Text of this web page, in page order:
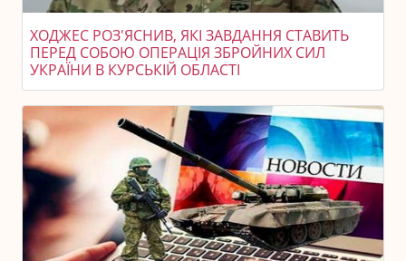
ХОДЖЕС РОЗ'ЯСНИВ, ЯКІ ЗАВДАННЯ СТАВИТЬ
ПЕРЕД СОБОЮ ОПЕРАЦІЯ ЗБРОЙНИХ СИЛ
УКРАЇНИ В КУРСЬКІЙ ОБЛАСТІ